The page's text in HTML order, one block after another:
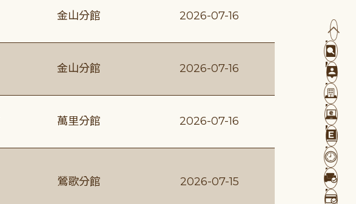
金山分館 2026-07-16
金山分館 2026-07-16
萬里分館 2026-07-16
鶯歌分館 2026-07-15